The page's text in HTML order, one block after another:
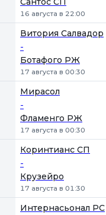
16 августа в 22:00
Витория Салвадор
-
Ботафого РЖ
17 августа в 00:30
Мирасол
-
Фламенго РЖ
17 августа в 00:30
Коринтианс СП
-
Крузейро
17 августа в 01:30
Интернасьонал РС